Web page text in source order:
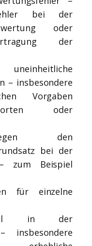
bei der
oder
der
uneinheitliche
– insbesondere
Vorgaben
oder
den
bei der
zum Beispiel
für einzelne
in der
insbesondere